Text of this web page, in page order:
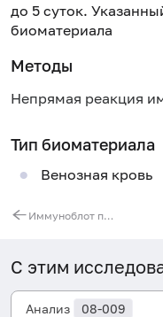
до 5 суток.
биоматериала
Методы
Непрямая реакция
Тип биоматериала
Венозная кровь
Иммуноблот при полимиозите (Мi2b, Ku, Pm-Scl100, PM-Scl75, Jo-1, SRP, PL-7, PL-12 EJ, OJ, Ro-52)
С этим
Анализ 08-009